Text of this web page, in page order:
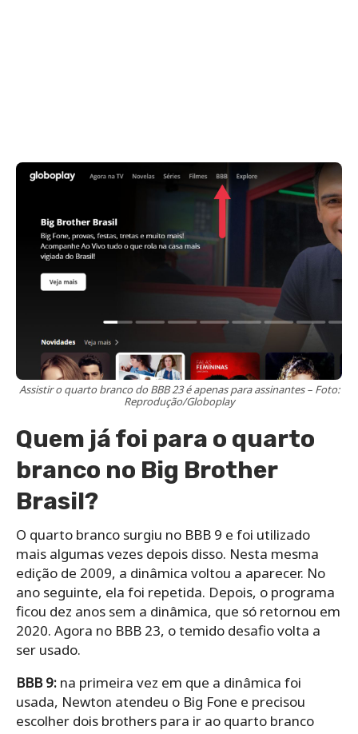
Assistir o quarto branco do BBB 23 é apenas para assinantes – Foto:
Reprodução/Globoplay
Quem já foi para o quarto
branco no Big Brother
Brasil?
O quarto branco surgiu no BBB 9 e foi utilizado
mais algumas vezes depois disso. Nesta mesma
edição de 2009, a dinâmica voltou a aparecer. No
ano seguinte, ela foi repetida. Depois, o programa
ficou dez anos sem a dinâmica, que só retornou em
2020. Agora no BBB 23, o temido desafio volta a
ser usado.
BBB 9: na primeira vez em que a dinâmica foi
usada, Newton atendeu o Big Fone e precisou
escolher dois brothers para ir ao quarto branco